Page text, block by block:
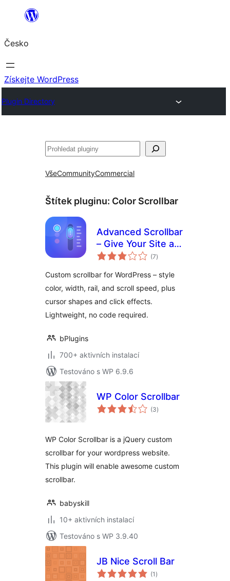
Přeskočit
obsah
Česko
Získejte WordPress
Plugin Directory
Hledat
VšeCommunityCommercial
Štítek pluginu: Color Scrollbar
Advanced Scrollbar
– Give Your Site a
Sleek Branded
(7celkové
hodnocení
)
Custom scrollbar for WordPress – style
color, width, rail, and scroll speed, plus
cursor shapes and click effects.
Lightweight, no code required.
bPlugins
700+ aktivních instalací
Testováno s WP 6.9.6
WP Color Scrollbar
(3celkové
hodnocení
)
WP Color Scrollbar is a jQuery custom
scrollbar for your wordpress website.
This plugin will enable awesome custom
scrollbar.
babyskill
10+ aktivních instalací
Testováno s WP 3.9.40
JB Nice Scroll Bar
(1 celkové
hodnocení
)